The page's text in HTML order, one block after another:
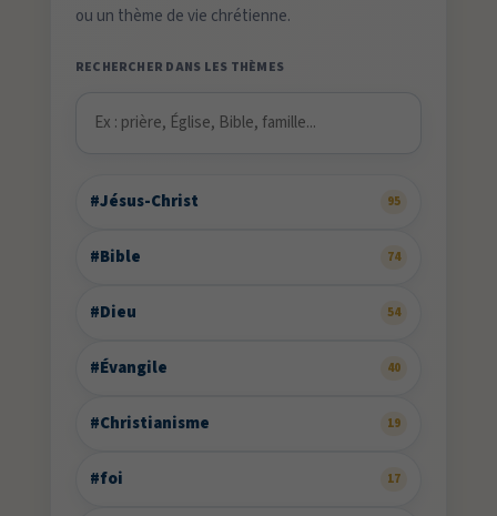
ou un thème de vie chrétienne.
RECHERCHER DANS LES THÈMES
#Jésus-Christ 95
#Bible 74
#Dieu 54
#Évangile 40
#Christianisme 19
#foi 17